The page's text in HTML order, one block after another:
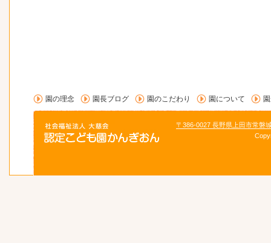
園の理念 園長ブログ 園のこだわり 園について
〒386-0027 長野県上田市常磐